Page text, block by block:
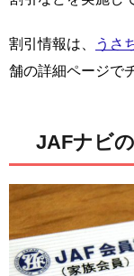
割引情報は、 うさ
舗の詳細ページで
JAFナビ